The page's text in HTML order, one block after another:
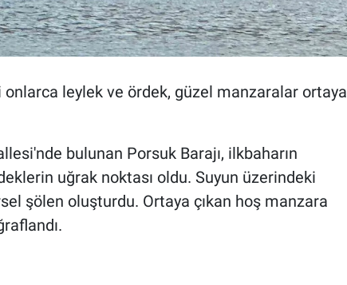
onlarca leylek ve ördek, güzel manzaralar ortaya
bulunan Porsuk Barajı, ilkbaharın
uğrak noktası oldu. Suyun üzerindeki
şölen oluşturdu. Ortaya çıkan hoş manzara